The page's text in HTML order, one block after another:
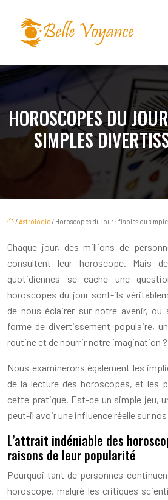
HOROSCOPES DU
SIMPLES
/Astrologie/ Horoscopes du jour : fiables ou
Chaque jour, des millions de
consultent leur horoscope. Mais
quotidiennes se cache une
horoscopes du jour sont-ils
de nous éclairer sur notre avenir,
forme de divertissement populaire,
routine et de nourrir notre imagination ?
Nous examinerons également les
de la lecture des horoscopes, et les
cette pratique. Est-ce un simple jeu,
peut-il avoir une influence réelle sur
L’attrait indéniable des
raisons de leur popularité
Pourquoi tant de personnes
horoscope, malgré les critiques